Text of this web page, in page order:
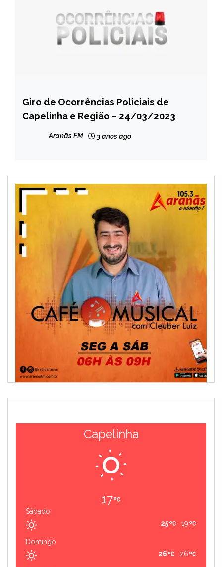
CAPELINHA
MINAS
Giro de Ocorrências Policiais de
Capelinha e Região – 24/03/2023
Aranãs FM 3 anos ago
Capelinha
17
Sábado
19
25
Domingo
26
26